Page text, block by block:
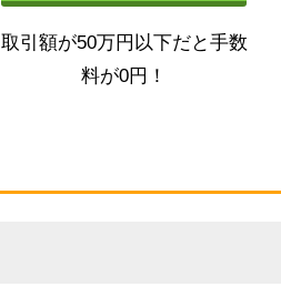
取引額が50万円以下だと手数
料が0円！